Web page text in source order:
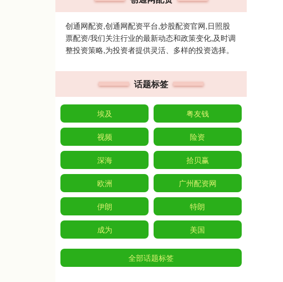
创通网配资,创通网配资平台,炒股配资官网,日照股
票配资/我们关注行业的最新动态和政策变化,及时调
整投资策略,为投资者提供灵活、多样的投资选择。
话题标签
埃及 粤友钱
视频 险资
深海 拾贝赢
欧洲 广州配资网
伊朗 特朗
成为 美国
全部话题标签